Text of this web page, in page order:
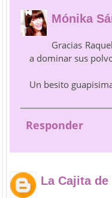
Mónika
Gracias
a dominar sus
Un besito
Responder
La Cajita de